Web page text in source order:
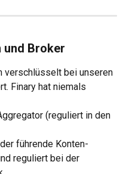
und Broker
verschlüsselt bei unseren
Finary hat niemals
(reguliert in den
führende Konten-
reguliert bei der